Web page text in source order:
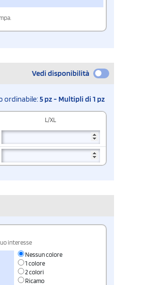
Vedi disponibilità
ordinabile:5 pz - Multipli di 1 pz
L/XL
interesse
Nessun colore
1 colore
2 colori
Ricamo